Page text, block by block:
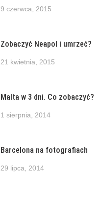
9 czerwca, 2015
Zobaczyć Neapol i umrzeć?
21 kwietnia, 2015
Malta w 3 dni. Co zobaczyć?
1 sierpnia, 2014
Barcelona na fotografiach
29 lipca, 2014